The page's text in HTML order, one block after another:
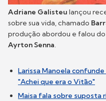
Adriane Galisteu lançou
sobre sua vida, chamado
produção abordou e falou
Ayrton Senna.
Larissa Manoela
"Achei que era o Vitão"
Maisa fala sobre suposta